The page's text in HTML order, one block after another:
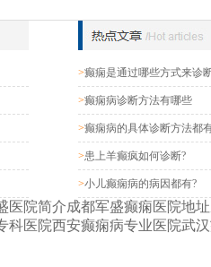
>癫痫是通过哪些方式来诊
>癫痫病诊断方法有哪些
>癫痫病的具体诊断方法都
>患上羊癫疯如何诊断?
>小儿癫痫病的病因都有?
医院简介成都军盛癫痫医院地址
科医院西安癫痫病专业医院武